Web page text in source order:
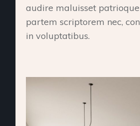
audire maluisset patrioque
partem scriptorem nec,
in voluptatibus.